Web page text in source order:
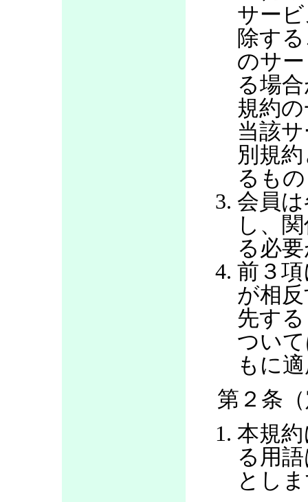
サー
除す
のサ
る場
規約
当該
別規
るも
会員
し、
る必
前３
が相
先す
つい
もに
第２条
本規
る用
とし